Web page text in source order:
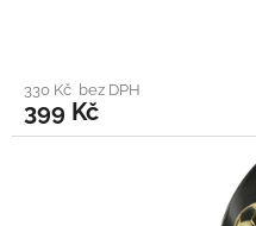
330 Kč bez DPH
399 Kč